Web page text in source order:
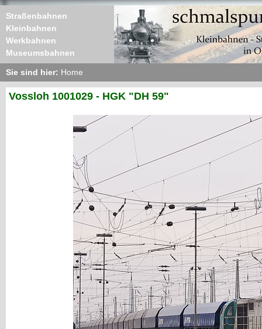
Straßenbahnen
Kleinbahnen
Werkbahnen
Museumsbahnen
Sie sind hier: Home
Vossloh 1001029 - HGK "DH 59"